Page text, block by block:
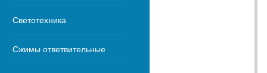
Светотехника
Сжимы ответвительные